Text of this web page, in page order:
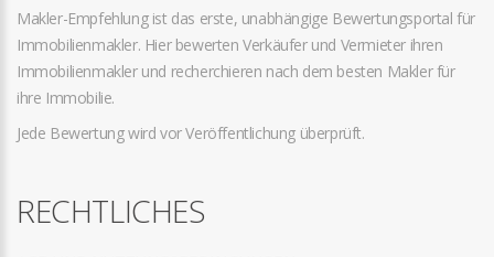
Makler-Empfehlung ist das erste, unabhängige Bewertungsportal für
Immobilienmakler. Hier bewerten Verkäufer und Vermieter ihren
Immobilienmakler und recherchieren nach dem besten Makler für
ihre Immobilie.
Jede Bewertung wird vor Veröffentlichung überprüft.
RECHTLICHES